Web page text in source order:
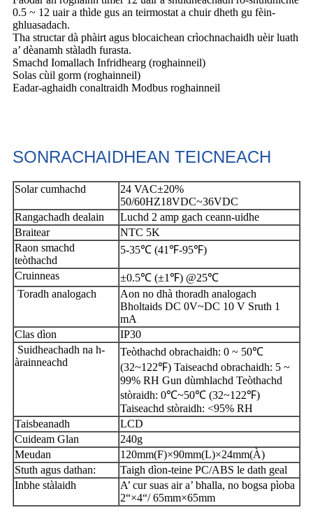
0.5 ~ 12 uair a thìde gus an teirmostat a chuir dheth gu fèin-
ghluasadach.
Tha structar dà phàirt agus blocaichean crìochnachaidh uèir luath
a’ dèanamh stàladh furasta.
Smachd Iomallach Infridhearg (roghainneil)
Solas cùil gorm (roghainneil)
Eadar-aghaidh conaltraidh Modbus roghainneil
SONRACHAIDHEAN TEICNEACH
Solar cumhachd
24 VAC±20%
50/60HZ18VDC~36VDC
Rangachadh dealain
Luchd 2 amp gach ceann-uidhe
Braitear
NTC 5K
Raon smachd
teòthachd
5-35℃ (41℉-95℉)
Cruinneas
±0.5℃ (±1℉) @25℃
Toradh analogach
Aon no dhà thoradh analogach
Bholtaids DC 0V~DC 10 V Sruth 1
mA
Clas dìon
IP30
Suidheachadh na h-
àrainneachd
Teòthachd obrachaidh: 0 ~ 50℃
(32~122℉) Taiseachd obrachaidh: 5 ~
99% RH Gun dùmhlachd Teòthachd
stòraidh: 0℃~50℃ (32~122℉)
Taiseachd stòraidh: <95% RH
Taisbeanadh
LCD
Cuideam Glan
240g
Meudan
120mm(F)×90mm(L)×24mm(À)
Stuth agus dathan:
Taigh dìon-teine ​​PC/ABS le dath geal
Inbhe stàlaidh
A’ cur suas air a’ bhalla, no bogsa pìoba
2“×4“/ 65mm×65mm